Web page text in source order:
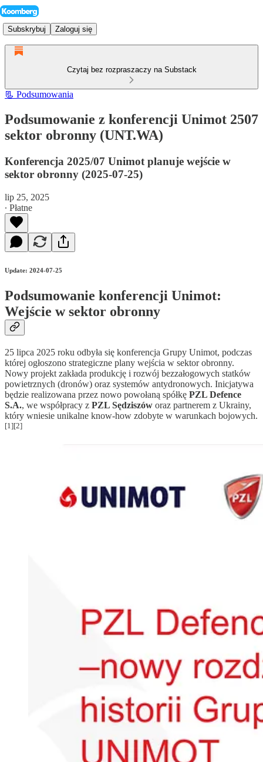
Subskrybuj Zaloguj się
Czytaj bez rozpraszaczy na Substack
📃 Podsumowania
Podsumowanie z konferencji Unimot 2507
sektor obronny (UNT.WA)
Konferencja 2025/07 Unimot planuje wejście w
sektor obronny (2025-07-25)
lip 25, 2025
∙ Płatne
Update: 2024-07-25
Podsumowanie konferencji Unimot:
Wejście w sektor obronny
25 lipca 2025 roku odbyła się konferencja Grupy Unimot, podczas
której ogłoszono strategiczne plany wejścia w sektor obronny.
Nowy projekt zakłada produkcję i rozwój bezzałogowych statków
powietrznych (dronów) oraz systemów antydronowych. Inicjatywa
będzie realizowana przez nowo powołaną spółkę PZL Defence
S.A., we współpracy z PZL Sędziszów oraz partnerem z Ukrainy,
który wniesie unikalne know-how zdobyte w warunkach bojowych.
[1][2]